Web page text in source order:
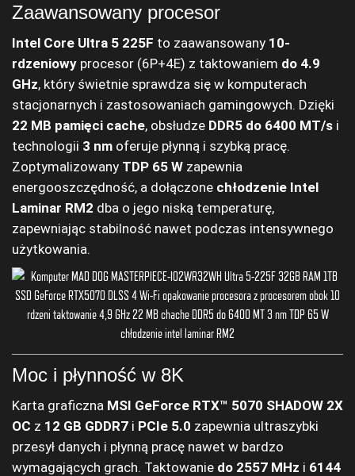
Zaawansowany procesor
Intel Core Ultra 5 225F to zaawansowany 10-
rdzeniowy procesor (6P+4E) z taktowaniem do 4.9
GHz, który świetnie sprawdza się w komputerach
stacjonarnych i zastosowaniach gamingowych. Dzięki
22 MB pamięci cache, obsłudze DDR5 do 6400 MT/s i
technologii 3 nm oferuje płynną i szybką pracę.
Zoptymalizowany TDP 65 W zapewnia
energooszczędność, a dołączone chłodzenie Intel
Laminar RM2 dba o jego niską temperaturę,
zapewniając stabilność nawet podczas intensywnego
użytkowania.
Moc i płynność w 8K
Karta graficzna MSI GeForce RTX™ 5070 SHADOW 2X
OC z 12 GB GDDR7 i PCIe 5.0 zapewnia ultraszybki
przesył danych i płynną pracę nawet w bardzo
wymagających grach. Taktowanie do 2557 MHz i 6144